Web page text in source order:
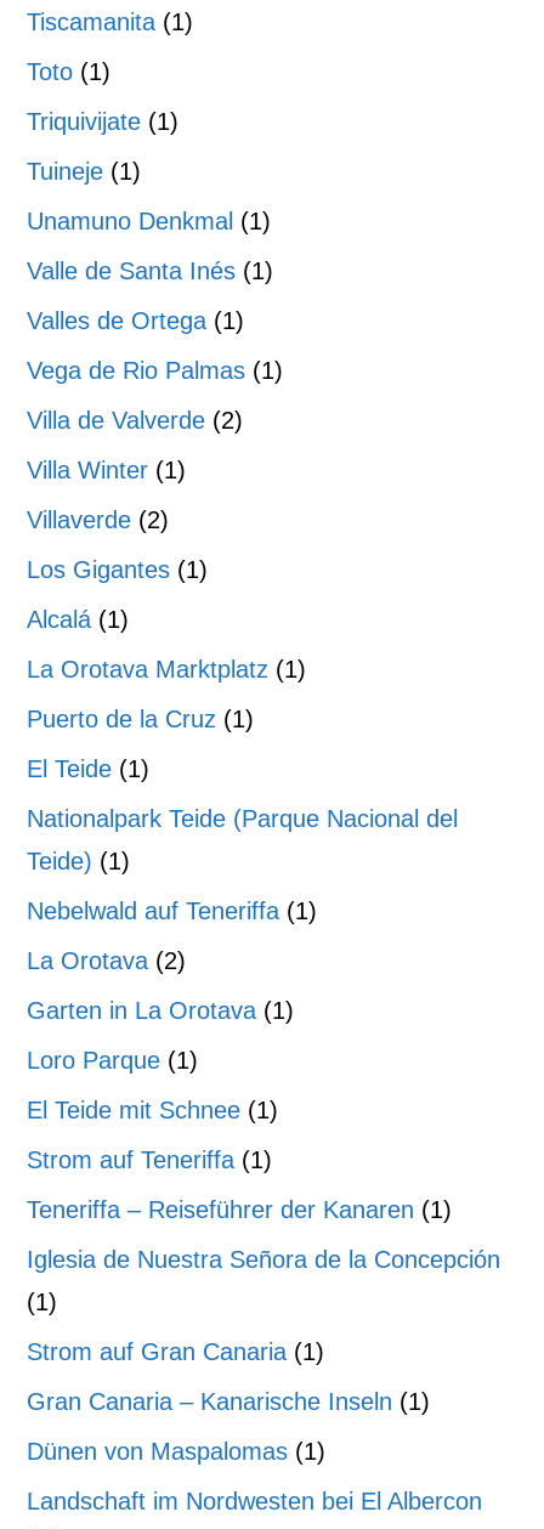
Tiscamanita (1)
Toto (1)
Triquivijate (1)
Tuineje (1)
Unamuno Denkmal (1)
Valle de Santa Inés (1)
Valles de Ortega (1)
Vega de Rio Palmas (1)
Villa de Valverde (2)
Villa Winter (1)
Villaverde (2)
Los Gigantes (1)
Alcalá (1)
La Orotava Marktplatz (1)
Puerto de la Cruz (1)
El Teide (1)
Nationalpark Teide (Parque Nacional del
Teide) (1)
Nebelwald auf Teneriffa (1)
La Orotava (2)
Garten in La Orotava (1)
Loro Parque (1)
El Teide mit Schnee (1)
Strom auf Teneriffa (1)
Teneriffa – Reiseführer der Kanaren (1)
Iglesia de Nuestra Señora de la Concepción
(1)
Strom auf Gran Canaria (1)
Gran Canaria – Kanarische Inseln (1)
Dünen von Maspalomas (1)
Landschaft im Nordwesten bei El Albercon